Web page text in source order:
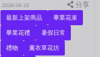
2026-06-15 分享
最新上架商品
畢業花束
畢業花禮
暑假日常
禮物
薰衣草花坊